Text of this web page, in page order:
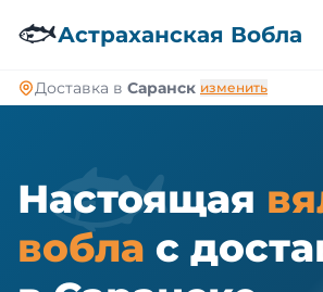
🐟Астраханская Вобла
Доставка в Саранск изменить
🐟
Настоящая
вобла с